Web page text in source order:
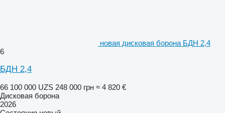
новая дисковая борона БДН 2,4
6
БДН 2,4
66 100 000 UZS 248 000 грн ≈ 4 820 €
Дисковая борона
2026